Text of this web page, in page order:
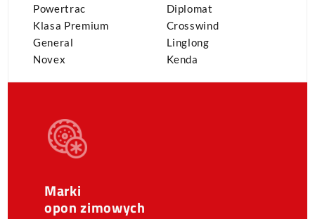
Powertrac
Klasa Premium
General
Novex
Diplomat
Crosswind
Linglong
Kenda
Marki
opon zimowych